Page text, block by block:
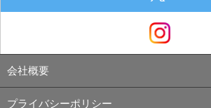
会社概要
プライバシーポリシー